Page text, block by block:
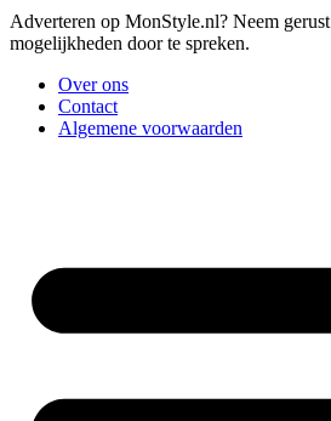
Adverteren op MonStyle.nl? Neem
mogelijkheden door te spreken.
Over ons
Contact
Algemene voorwaarden